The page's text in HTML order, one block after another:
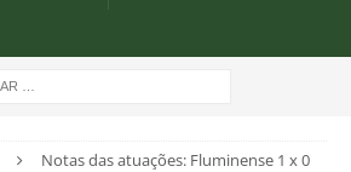
Notas das atuações: Fluminense 1 x 0